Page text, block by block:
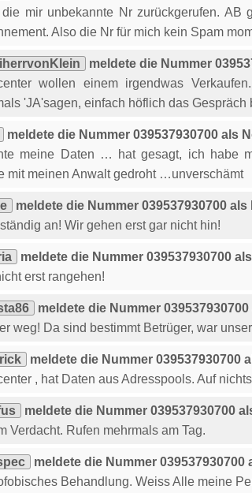
die mir unbekannte Nr zurückgerufen.
Also die Nr für mich kein Spam
meldete die Nummer
wollen einem irgendwas
'JA'sagen, einfach höflich das
meldete die Nummer 039537930700 als
meine Daten … hat gesagt, ich habe
mit meinen Anwalt gedroht …unverschämt
meldete die Nummer 039537930700 als
an! Wir gehen erst gar nicht hin!
meldete die Nummer 039537930700
erst rangehen!
meldete die Nummer
weg! Da sind bestimmt Betrüger, war
meldete die Nummer 039537930700
, hat Daten aus Adresspools. Auf
meldete die Nummer 039537930700
Verdacht. Rufen mehrmals am Tag.
meldete die Nummer 039537930700
Behandlung. Weiss Alle meine